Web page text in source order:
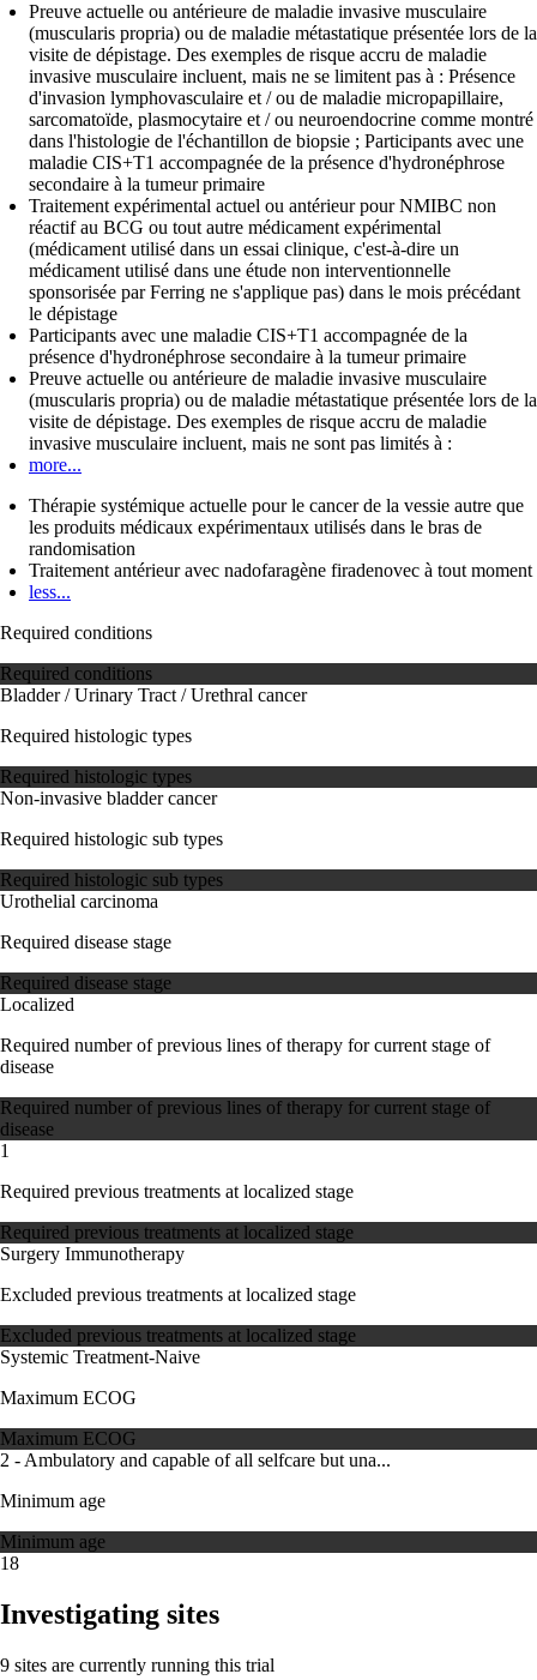
Preuve actuelle ou antérieure de maladie invasive musculaire
(muscularis propria) ou de maladie métastatique présentée lors de la
visite de dépistage. Des exemples de risque accru de maladie
invasive musculaire incluent, mais ne se limitent pas à : Présence
d'invasion lymphovasculaire et / ou de maladie micropapillaire,
sarcomatoïde, plasmocytaire et / ou neuroendocrine comme montré
dans l'histologie de l'échantillon de biopsie ; Participants avec une
maladie CIS+T1 accompagnée de la présence d'hydronéphrose
secondaire à la tumeur primaire
Traitement expérimental actuel ou antérieur pour NMIBC non
réactif au BCG ou tout autre médicament expérimental
(médicament utilisé dans un essai clinique, c'est-à-dire un
médicament utilisé dans une étude non interventionnelle
sponsorisée par Ferring ne s'applique pas) dans le mois précédant
le dépistage
Participants avec une maladie CIS+T1 accompagnée de la
présence d'hydronéphrose secondaire à la tumeur primaire
Preuve actuelle ou antérieure de maladie invasive musculaire
(muscularis propria) ou de maladie métastatique présentée lors de la
visite de dépistage. Des exemples de risque accru de maladie
invasive musculaire incluent, mais ne sont pas limités à :
more...
Thérapie systémique actuelle pour le cancer de la vessie autre que
les produits médicaux expérimentaux utilisés dans le bras de
randomisation
Traitement antérieur avec nadofaragène firadenovec à tout moment
less...
Required conditions
Required conditions
Bladder / Urinary Tract / Urethral cancer
Required histologic types
Required histologic types
Non-invasive bladder cancer
Required histologic sub types
Required histologic sub types
Urothelial carcinoma
Required disease stage
Required disease stage
Localized
Required number of previous lines of therapy for current stage of
disease
Required number of previous lines of therapy for current stage of
disease
1
Required previous treatments at localized stage
Required previous treatments at localized stage
Surgery Immunotherapy
Excluded previous treatments at localized stage
Excluded previous treatments at localized stage
Systemic Treatment-Naive
Maximum ECOG
Maximum ECOG
2 - Ambulatory and capable of all selfcare but una...
Minimum age
Minimum age
18
Investigating sites
9 sites are currently running this trial